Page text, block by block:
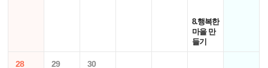
8.행복한
마을 만
들기
28 29 30